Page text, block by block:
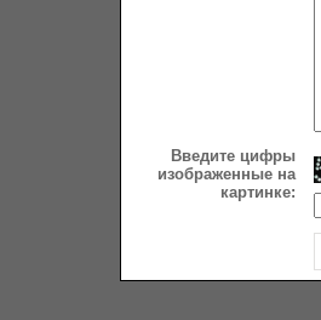
Введите цифры
изображенные на
картинке: